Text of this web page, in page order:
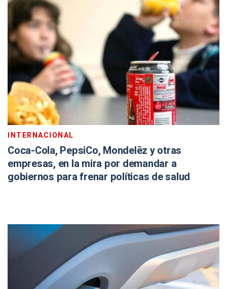
INTERNACIONAL
Coca-Cola, PepsiCo, Mondelēz y otras
empresas, en la mira por demandar a
gobiernos para frenar políticas de salud